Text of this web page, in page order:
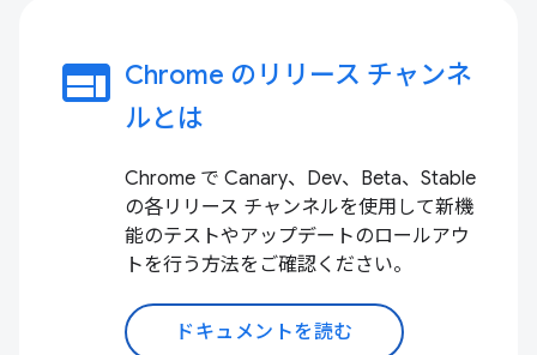
web Chrome のリリース チャンネ
ルとは
Chrome で Canary、Dev、Beta、Stable
の各リリース チャンネルを使用して新機
能のテストやアップデートのロールアウ
トを行う方法をご確認ください。
ドキュメントを読む